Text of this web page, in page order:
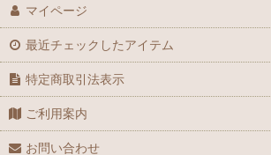
マイページ
最近チェックしたアイテム
特定商取引法表示
ご利用案内
お問い合わせ